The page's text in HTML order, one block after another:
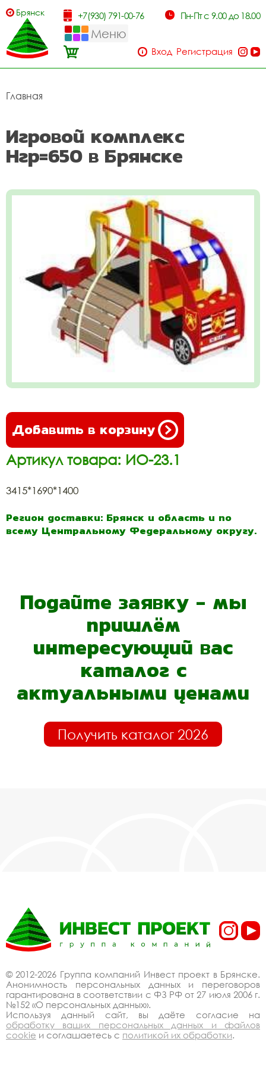
Брянск +7(930) 791-00-76 Пн-Пт с 9.00 до 18.00
Меню
Вход Регистрация
Главная
Игровой комплекс
Нгр=650 в Брянске
Добавить в корзину
Артикул товара: ИО-23.1
3415*1690*1400
Регион доставки: Брянск и область и по
всему Центральному Федеральному округу.
Подайте заявку - мы
пришлём
интересующий вас
каталог с
актуальными ценами
Получить каталог 2026
© 2012-2026 Группа компаний Инвест проект в Брянске.
Анонимность персональных данных и переговоров
гарантирована в соответствии с ФЗ РФ от 27 июля 2006 г.
№152 «О персональных данных».
Используя данный сайт, вы даёте согласие на
обработку ваших персональных данных и файлов
cookie и соглашаетесь с политикой их обработки.